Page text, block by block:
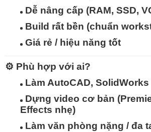
Dễ nâng cấp (RAM, SSD,
Build rất bền (chuẩn
Giá rẻ / hiệu năng tốt
⚙️ Phù hợp với ai?
Làm AutoCAD, SolidWorks
Dựng video cơ bản
Effects nhẹ)
Làm văn phòng nặng / đa